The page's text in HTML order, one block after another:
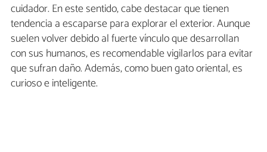
cuidador. En este sentido, cabe destacar que tienen
tendencia a escaparse para explorar el exterior. Aunque
suelen volver debido al fuerte vínculo que desarrollan
con sus humanos, es recomendable vigilarlos para evitar
que sufran daño. Además, como buen gato oriental, es
curioso e inteligente.